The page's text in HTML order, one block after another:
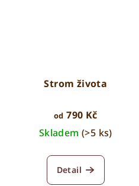
Strom života
od 790 Kč
Skladem (>5 ks)
Detail